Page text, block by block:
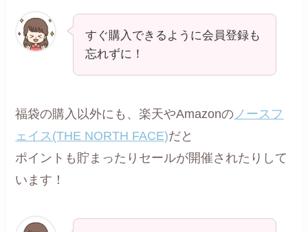
すぐ購入できるように会員登録も
忘れずに！
福袋の購入以外にも、楽天やAmazonのノースフ
ェイス(THE NORTH FACE)だと
ポイントも貯まったりセールが開催されたりして
います！